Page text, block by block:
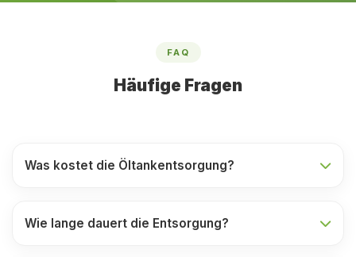
FAQ
Häufige Fragen
Was kostet die Öltankentsorgung?
Wie lange dauert die Entsorgung?